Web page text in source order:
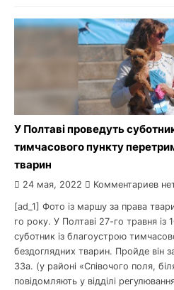
У Полтаві проведуть
тимчасового пункту
тварин
24 мая, 2022 Комментариев
[ad_1] Фото із маршу за права
го року. У Полтаві 27-го травня
суботник із благоустрою
бездоглядних тварин. Пройде він
33а. (у районі «Співочого поля,
повідомляють у відділі